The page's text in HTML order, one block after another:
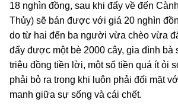
18 nghìn đồng, sau khi đẩy về đến
Thủy) sẽ bán được với giá 20 nghìn
do từ hai đến ba người vừa chèo vừa
đẩy được một bè 2000 cây, gia đình bà
triệu đồng tiền lời, một số tiền quá ít ỏi
phải bỏ ra trong khi luôn phải đối mặt
manh giữa sự sống và cái chết.